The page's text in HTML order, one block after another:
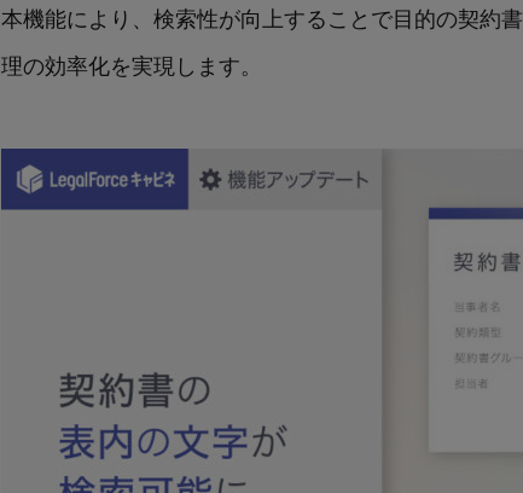
本機能により、検索性が向上することで目的の契約
理の効率化を実現します。